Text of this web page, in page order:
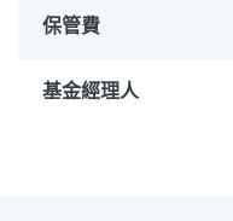
保管費
基金經理人